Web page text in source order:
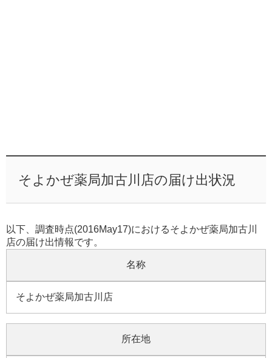
そよかぜ薬局加古川店の届け出状況
以下、調査時点(2016May17)におけるそよかぜ薬局加古川
店の届け出情報です。
名称
そよかぜ薬局加古川店
所在地